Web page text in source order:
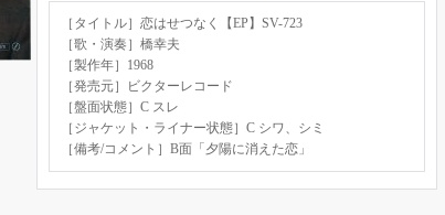
［タイトル］恋はせつなく【EP】SV-723
［歌・演奏］橋幸夫
［製作年］1968
［発売元］ビクターレコード
［盤面状態］C スレ
［ジャケット・ライナー状態］C シワ、シミ
［備考/コメント］B面「夕陽に消えた恋」